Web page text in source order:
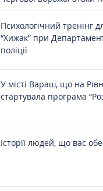
Психологічний тренінг
“Хижак” при
поліції
У місті Вараш, що на
стартувала програма
Історії людей, що вас